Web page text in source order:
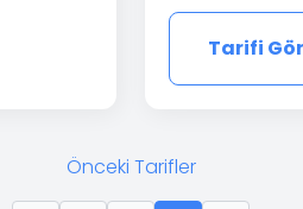
Tarifi Gör
Önceki Tarifler